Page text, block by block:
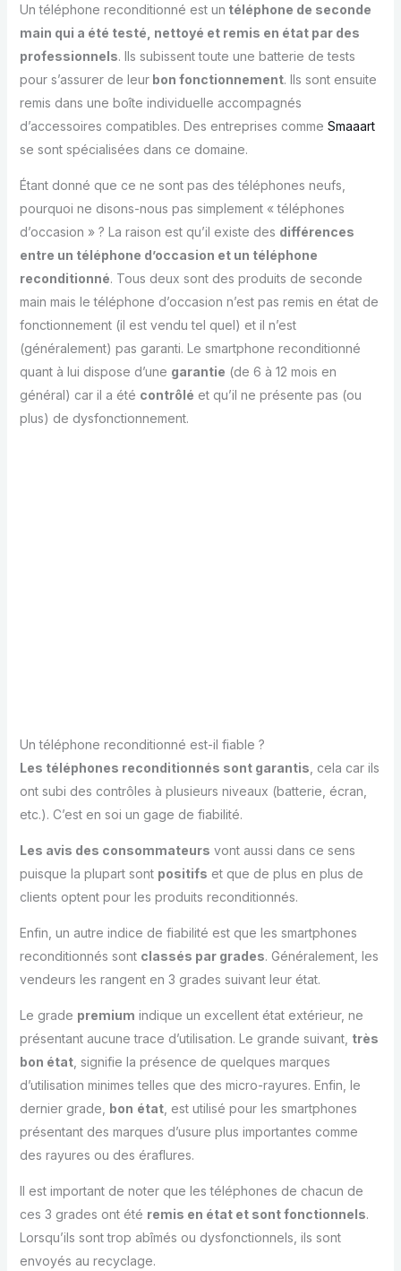
Un téléphone reconditionné est un téléphone de seconde
main qui a été testé, nettoyé et remis en état par des
professionnels. Ils subissent toute une batterie de tests
pour s’assurer de leurbon fonctionnement. Ils sont ensuite
remis dans une boîte individuelle accompagnés
d’accessoires compatibles. Des entreprises comme Smaaart
se sont spécialisées dans ce domaine.
Étant donné que ce ne sont pas des téléphones neufs,
pourquoi ne disons-nous pas simplement « téléphones
d’occasion » ? La raison est qu’il existe des différences
entre un téléphone d’occasion et un téléphone
reconditionné. Tous deux sont des produits de seconde
main mais le téléphone d’occasion n’est pas remis en état de
fonctionnement (il est vendu tel quel) et il n’est
(généralement) pas garanti. Le smartphone reconditionné
quant à lui dispose d’une garantie (de 6 à 12 mois en
général) car il a été contrôlé et qu’il ne présente pas (ou
plus) de dysfonctionnement.
Un téléphone reconditionné est-il fiable ?
Les téléphones reconditionnés sont garantis , cela car ils
ont subi des contrôles à plusieurs niveaux (batterie, écran,
etc.). C’est en soi un gage de fiabilité.
Les avis des consommateurs vont aussi dans ce sens
puisque la plupart sont positifs et que de plus en plus de
clients optent pour les produits reconditionnés.
Enfin, un autre indice de fiabilité est que les smartphones
reconditionnés sont classés par grades. Généralement, les
vendeurs les rangent en 3 grades suivant leur état.
Le grade premium indique un excellent état extérieur, ne
présentant aucune trace d’utilisation. Le grande suivant, très
bon état, signifie la présence de quelques marques
d’utilisation minimes telles que des micro-rayures. Enfin, le
dernier grade, bon état, est utilisé pour les smartphones
présentant des marques d’usure plus importantes comme
des rayures ou des éraflures.
Il est important de noter que les téléphones de chacun de
ces 3 grades ont été remis en état et sont fonctionnels.
Lorsqu’ils sont trop abîmés ou dysfonctionnels, ils sont
envoyés au recyclage.